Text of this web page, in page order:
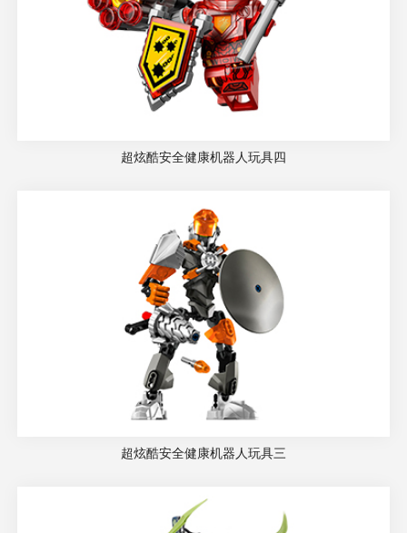
超炫酷安全健康机器人玩具四
超炫酷安全健康机器人玩具三